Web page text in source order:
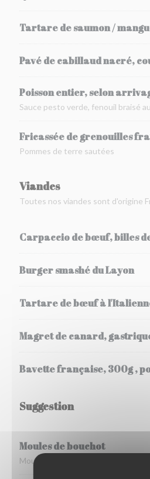
Tartare de saumon /
Pavé de cabillaud nacré,
Poisson entier, selon
Sauce pesto verde, fenouil braisé
Fricassée de grenouilles
Pommes de terre sautées
Viandes
Toutes nos viandes sont d'origine
Carpaccio de bœuf, billes
Burger smashé du Layon
Tartare de bœuf à
Magret de canard,
Bavette française, 300g ,
Suggestion
Moules de bouchot
Moules de bouchot , marinière ou